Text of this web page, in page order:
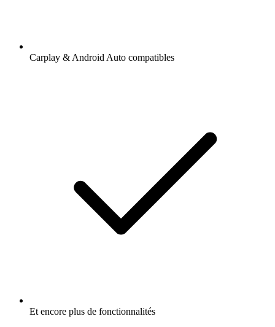
Carplay & Android Auto compatibles
Et encore plus de fonctionnalités